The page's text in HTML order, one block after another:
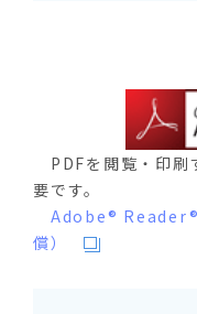
PDFを閲覧・印
要です。
Adobe® Reader®
償）